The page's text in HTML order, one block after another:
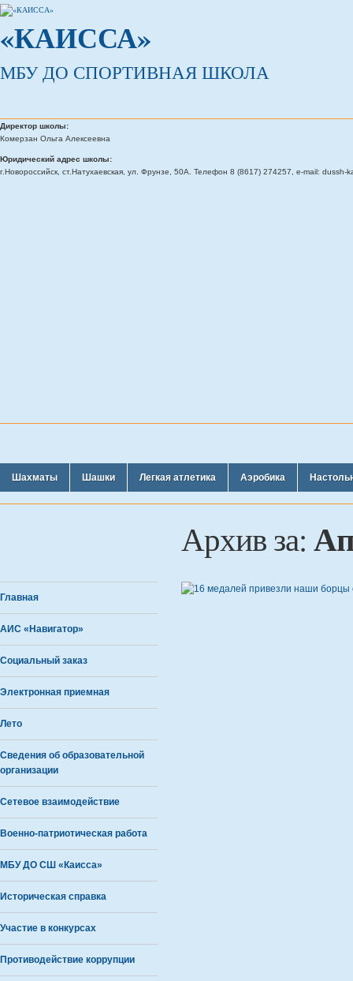
«КАИССА»
МБУ ДО СПОРТИВНАЯ ШКОЛА
Директор школы:
Комерзан Ольга Алексеевна
Юридический адрес школы:
г.Новороссийск, ст.Натухаевская, ул. Фрунзе, 50А. Телефон 8 (8617) 274257, e-mail: dussh-
Шахматы Шашки Легкая атлетика Аэробика
Архив за:
Главная
АИС «Навигатор»
Социальный заказ
Электронная приемная
Лето
Сведения об образовательной
организации
Сетевое взаимодействие
Военно-патриотическая работа
МБУ ДО СШ «Каисса»
Историческая справка
Участие в конкурсах
Противодействие коррупции